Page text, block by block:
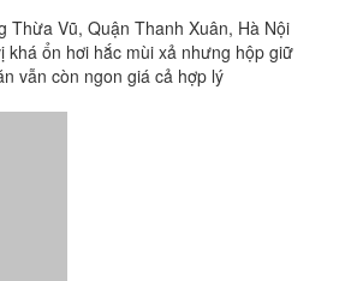
Thừa Vũ, Quận Thanh Xuân, Hà Nội
khá ổn hơi hắc mùi xả nhưng hộp giữ
vẫn còn ngon giá cả hợp lý